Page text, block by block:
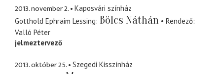
2013. november 2.
Kaposvári színház
Gotthold Ephraim Lessing Bölcs Náthán
Rendező
Valló Péter
jelmeztervező
2013. október 25.
Szegedi Kisszínház